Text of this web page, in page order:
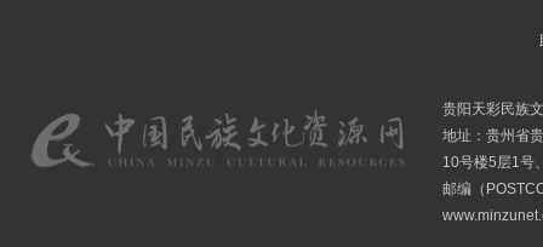
贵阳天彩民族
地址：贵州省
10号楼5层1号
邮编（